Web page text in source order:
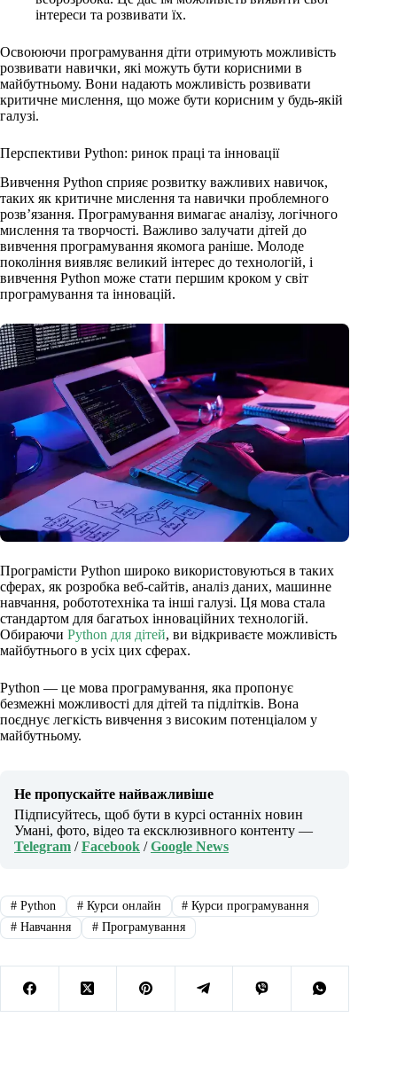
інтереси та розвивати їх.
Освоюючи програмування діти отримують можливість
розвивати навички, які можуть бути корисними в
майбутньому. Вони надають можливість розвивати
критичне мислення, що може бути корисним у будь-якій
галузі.
Перспективи Python: ринок праці та інновації
Вивчення Python сприяє розвитку важливих навичок,
таких як критичне мислення та навички проблемного
розв’язання. Програмування вимагає аналізу, логічного
мислення та творчості. Важливо залучати дітей до
вивчення програмування якомога раніше. Молоде
покоління виявляє великий інтерес до технологій, і
вивчення Python може стати першим кроком у світ
програмування та інновацій.
Програмісти Python широко використовуються в таких
сферах, як розробка веб-сайтів, аналіз даних, машинне
навчання, робототехніка та інші галузі. Ця мова стала
стандартом для багатьох інноваційних технологій.
Обираючи Python для дітей, ви відкриваєте можливість
майбутнього в усіх цих сферах.
Python — це мова програмування, яка пропонує
безмежні можливості для дітей та підлітків. Вона
поєднує легкість вивчення з високим потенціалом у
майбутньому.
Не пропускайте найважливіше
Підписуйтесь, щоб бути в курсі останніх новин
Умані, фото, відео та ексклюзивного контенту —
Telegram /Facebook /Google News
#Python #Курси онлайн # Курси програмування
#Навчання #Програмування